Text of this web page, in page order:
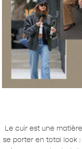
Le cuir est une
se porter en total look